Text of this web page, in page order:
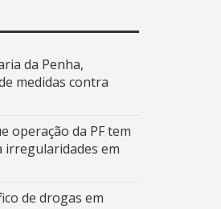
da Penha,
medidas contra
operação da PF tem
irregularidades em
de drogas em